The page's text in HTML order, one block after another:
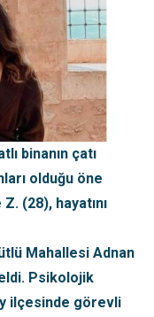
binanın çatı
olduğu öne
(28), hayatını
Mahallesi Adnan
Psikolojik
ilçesinde görevli